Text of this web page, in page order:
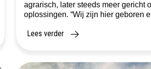
agrarisch, later steeds meer gericht
oplossingen. “Wij zijn hier geboren
verhaal,” zegt Gerard Nijssen. Die
Lees verder